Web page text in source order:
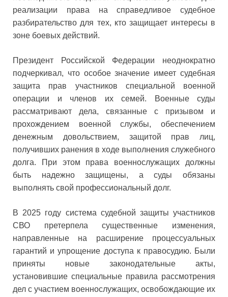
реализации права на справедливое судебное
разбирательство для тех, кто защищает интересы в
зоне боевых действий.
Президент Российской Федерации неоднократно
подчеркивал, что особое значение имеет судебная
защита прав участников специальной военной
операции и членов их семей. Военные суды
рассматривают дела, связанные с призывом и
прохождением военной службы, обеспечением
денежным довольствием, защитой прав лиц,
получивших ранения в ходе выполнения служебного
долга. При этом права военнослужащих должны
быть надежно защищены, а суды обязаны
выполнять свой профессиональный долг.
В 2025 году система судебной защиты участников
СВО претерпела существенные изменения,
направленные на расширение процессуальных
гарантий и упрощение доступа к правосудию. Были
приняты новые законодательные акты,
установившие специальные правила рассмотрения
дел с участием военнослужащих, освобождающие их